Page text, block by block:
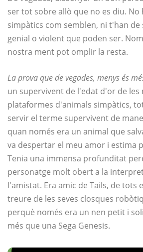
ser tot sobre allò que no es diu. No
simpàtics com semblen, ni t'han
genial o violent que poden ser.
nostra ment pot omplir la resta.
La prova que de vegades, menys és
un supervivent de l'edat d'or de les
plataformes d'animals simpàtics,
servir el terme supervivent de
quan només era un animal que
va despertar el meu amor i estima
Tenia una immensa profunditat
personatge molt obert a la
l'amistat. Era amic de Tails, de tots
treure de les seves closques
perquè només era un nen petit i
més que una Sega Genesis.